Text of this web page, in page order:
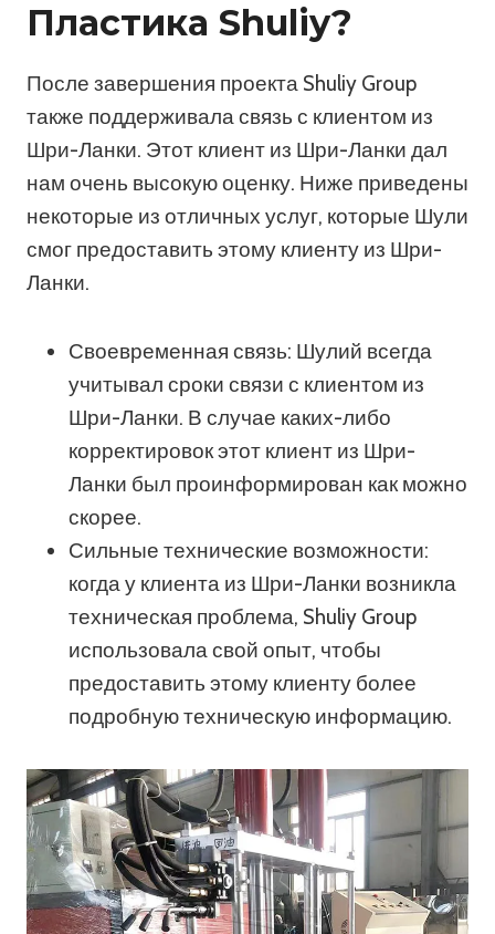
Пластика Shuliy?
После завершения проекта Shuliy Group
также поддерживала связь с клиентом из
Шри-Ланки. Этот клиент из Шри-Ланки дал
нам очень высокую оценку. Ниже приведены
некоторые из отличных услуг, которые Шули
смог предоставить этому клиенту из Шри-
Ланки.
Своевременная связь: Шулий всегда
учитывал сроки связи с клиентом из
Шри-Ланки. В случае каких-либо
корректировок этот клиент из Шри-
Ланки был проинформирован как можно
скорее.
Сильные технические возможности:
когда у клиента из Шри-Ланки возникла
техническая проблема, Shuliy Group
использовала свой опыт, чтобы
предоставить этому клиенту более
подробную техническую информацию.